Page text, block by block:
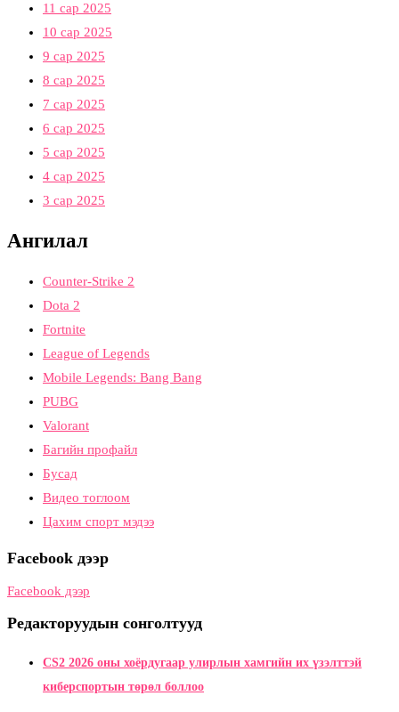
11 сар 2025
10 сар 2025
9 сар 2025
8 сар 2025
7 сар 2025
6 сар 2025
5 сар 2025
4 сар 2025
3 сар 2025
Ангилал
Counter-Strike 2
Dota 2
Fortnite
League of Legends
Mobile Legends: Bang Bang
PUBG
Valorant
Багийн профайл
Бусад
Видео тоглоом
Цахим спорт мэдээ
Facebook дээр
Facebook дээр
Редакторуудын сонголтууд
CS2 2026 оны хоёрдугаар улирлын хамгийн их үзэлттэй
киберспортын төрөл боллоо